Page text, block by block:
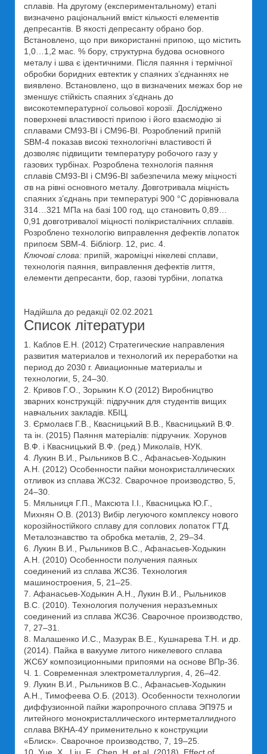
сплавів. На другому (експериментальному) етапі
визначено раціональний вміст кількості елементів
депресантів. В якості депресанту обрано бор.
Встановлено, що при використанні припою, що містить
1,0…1,2 мас. % бору, структурна будова основного
металу і шва є ідентичними. Після паяння і термічної
обробки боридних евтектик у спаяних з’єднаннях не
виявлено. Встановлено, що в визначених межах бор не
зменшує стійкість спаяних з’єднань до
високотемпературної сольової корозії. Досліджено
поверхневі властивості припою і його взаємодію зі
сплавами СМ93-ВІ і СМ96-ВІ. Розроблений припій
SBM-4 показав високі технологічні властивості й
дозволяє підвищити температуру робочого газу у
газових турбінах. Розроблена технологія паяння
сплавів СМ93-ВІ і СМ96-ВІ забезпечила межу міцності
σв на рівні основного металу. Довготривала міцність
спаяних з’єднань при температурі 900 °С дорівнювала
314…321 МПа на базі 100 год, що становить 0,89…
0,91 довготривалої міцності полікристалічних сплавів.
Розроблено технологію виправлення дефектів лопаток
припоєм SBM-4. Бібліогр. 12, рис. 4.
Ключові слова: припій, жароміцні нікелеві сплави,
технологія паяння, виправлення дефектів лиття,
елементи депресанти, бор, газові турбіни, лопатка
Надійшла до редакції 02.02.2021
Список літератури
1. Каблов Е.Н. (2012) Стратегические направления
развития материалов и технологий их переработки на
период до 2030 г. Авиационные материалы и
технологии, 5, 24–30.
2. Кривов Г.О., Зорыкин К.О (2012) Виробництво
зварних конструкцій: підручник для студентів вищих
навчальних закладів. КБІЦ.
3. Єрмолаєв Г.В., Квасницький В.В., Квасницький В.Ф.
та ін. (2015) Паяння матеріалів: підручник. Хорунов
В.Ф. і Квасницький В.Ф. (ред.) Миколаїв, НУК.
4. Лукин В.И., Рыльников В.С., Афанасьев-Ходыкин
А.Н. (2012) Особенности пайки монокристаллических
отливок из сплава ЖС32. Сварочное производство, 5,
24–30.
5. Мяльниця Г.П., Максюта І.І., Квасницька Ю.Г.,
Михнян О.В. (2013) Вибір легуючого комплексу нового
корозійностійкого сплаву для соплових лопаток ГТД.
Металознавство та обробка металів, 2, 29–34.
6. Лукин В.И., Рыльников В.С., Афанасьев-Ходыкин
А.Н. (2010) Особенности получения паяных
соединений из сплава ЖС36. Технология
машиностроения, 5, 21–25.
7. Афанасьев-Ходыкин А.Н., Лукин В.И., Рыльников
В.С. (2010). Технология получения неразъемных
соединений из сплава ЖС36. Сварочное производство,
7, 27–31.
8. Малашенко И.С., Мазурак В.Е., Кушнарева Т.Н. и др.
(2014). Пайка в вакууме литого никелевого сплава
ЖС6У композиционными припоями на основе ВПр-36.
Ч. 1. Современная электрометаллургия, 4, 26–42.
9. Лукин В.И., Рыльников B.C., Афанасьев-Ходыкин
А.Н., Тимофеева О.Б. (2013). Особенности технологии
диффузионной пайки жаропрочного сплава ЭП975 и
литейного монокристаллического интерметаллидного
сплава ВКНА-4У применительно к конструкции
«Блиск». Сварочное производство, 7, 19–25.